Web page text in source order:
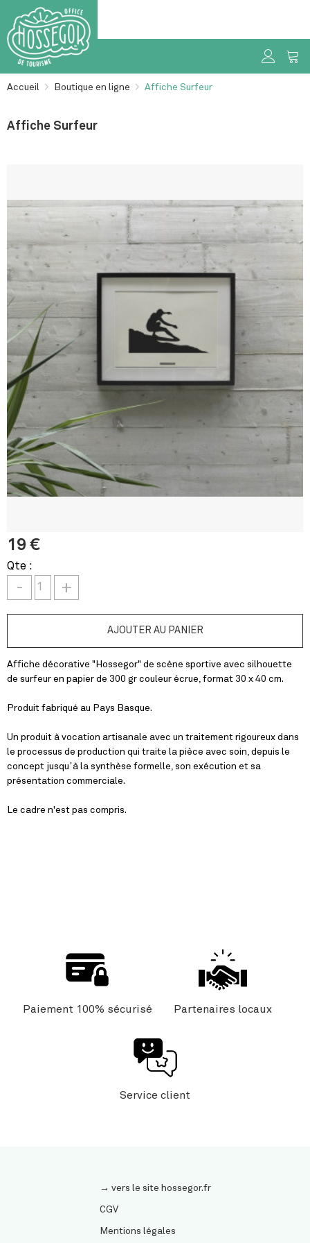
Accueil > Boutique en ligne > Affiche Surfeur
Affiche Surfeur
19 €
Qte :
- +
Affiche décorative "Hossegor" de scène sportive avec silhouette
de surfeur en papier de 300 gr couleur écrue, format 30 x 40 cm.
Produit fabriqué au Pays Basque.
Un produit à vocation artisanale avec un traitement rigoureux dans
le processus de production qui traite la pièce avec soin, depuis le
concept jusqu’à la synthèse formelle, son exécution et sa
présentation commerciale.
Le cadre n'est pas compris.
Paiement 100% sécurisé Partenaires locaux
Service client
→ vers le site hossegor.fr
CGV
Mentions légales